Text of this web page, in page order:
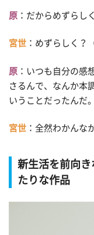
原 ：だからめずらし
宮世 ：めずらしく？
原 ：いつも自分の感
さるんで、なんか本
いうことだったんだ。
宮世 ：全然わかんな
新生活を前向
たりな作品